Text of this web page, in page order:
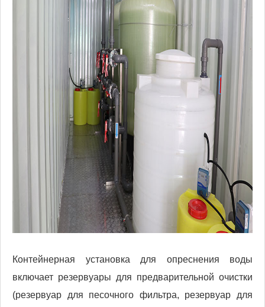
Контейнерная установка для опреснения воды
включает резервуары для предварительной очистки
(резервуар для песочного фильтра, резервуар для